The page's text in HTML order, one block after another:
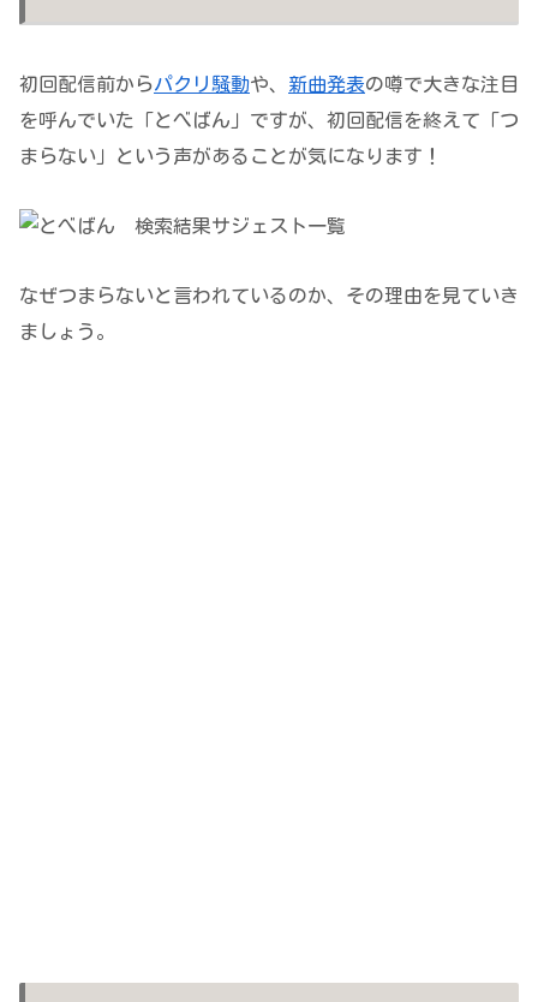
初回配信前からパクリ騒動や、 新曲発表の噂で大きな注目
を呼んでいた「とべばん」ですが、初回配信を終えて「つ
まらない」という声があることが気になります！
なぜつまらないと言われているのか、その理由を見ていき
ましょう。